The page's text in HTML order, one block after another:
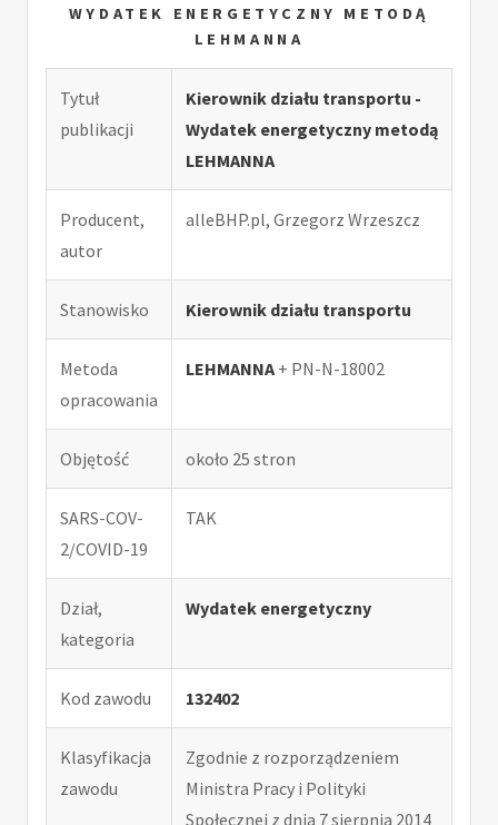
WYDATEK ENERGETYCZNY METODĄ
LEHMANNA
Tytuł
publikacji
Kierownik działu transportu -
Wydatek energetyczny metodą
LEHMANNA
Producent,
autor
alleBHP.pl, Grzegorz Wrzeszcz
Stanowisko Kierownik działu transportu
Metoda
opracowania
LEHMANNA + PN-N-18002
Objętość około 25 stron
SARS-COV-
2/COVID-19
TAK
Dział,
kategoria
Wydatek energetyczny
Kod zawodu 132402
Klasyfikacja
zawodu
Zgodnie z rozporządzeniem
Ministra Pracy i Polityki
Społecznej z dnia 7 sierpnia 2014